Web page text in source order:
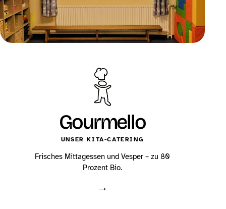
→
Gourmello
UNSER KITA-CATERING
Frisches Mittagessen und Vesper – zu 80
Prozent Bio.
→